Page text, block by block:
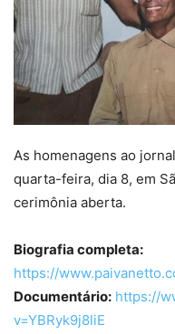
As homenagens ao
quarta-feira, dia 8, em
cerimônia aberta.
Biografia completa:
https://
Documentário: https://
v=YBRyk9j8liE